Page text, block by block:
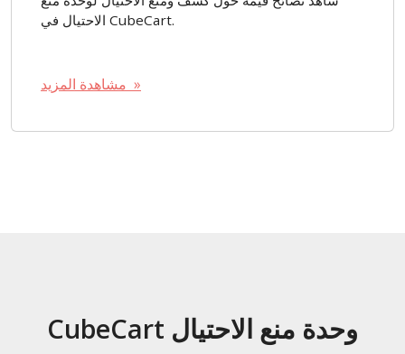
الاحتيال في CubeCart.
مشاهدة المزيد »
CubeCart وحدة منع الاحتيال